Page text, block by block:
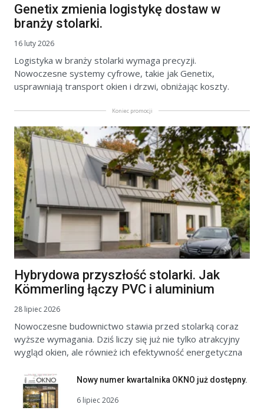
Genetix zmienia logistykę dostaw w
branży stolarki.
16 luty 2026
Logistyka w branży stolarki wymaga precyzji.
Nowoczesne systemy cyfrowe, takie jak Genetix,
usprawniają transport okien i drzwi, obniżając koszty.
Koniec promocji
Hybrydowa przyszłość stolarki. Jak
Kömmerling łączy PVC i aluminium
28 lipiec 2026
Nowoczesne budownictwo stawia przed stolarką coraz
wyższe wymagania. Dziś liczy się już nie tylko atrakcyjny
wygląd okien, ale również ich efektywność energetyczna
Nowy numer kwartalnika OKNO już dostępny.
6 lipiec 2026